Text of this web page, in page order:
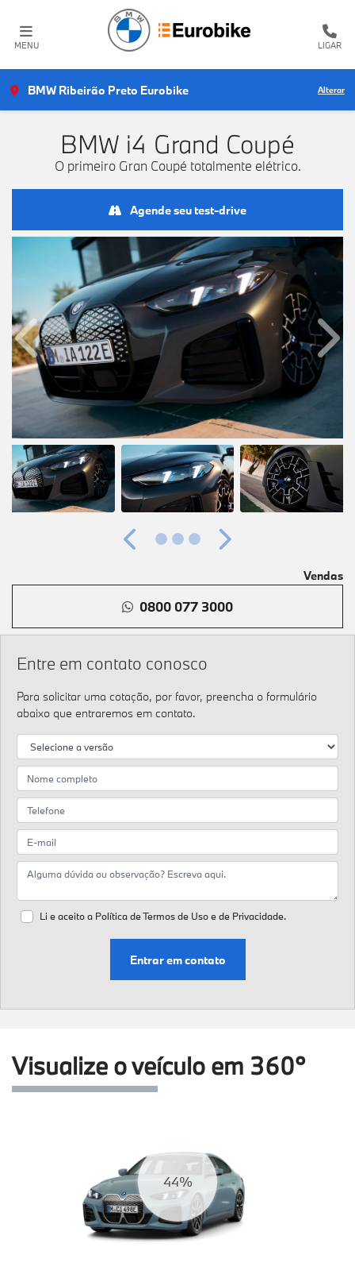
MENU LIGAR
BMW Ribeirão Preto Eurobike Alterar
BMW i4 Grand Coupé
O primeiro Gran Coupé totalmente elétrico.
Agende seu test-drive
Entre em contato conosco
Para solicitar uma cotação, por favor, preencha o formulário
abaixo que entraremos em contato.
Li e aceito a Política de Termos de Uso e de Privacidade.
Entrar em contato
Anterior
Anterior Próximo
Vendas
0800 077 3000
Visualize o veículo em 360°
50%